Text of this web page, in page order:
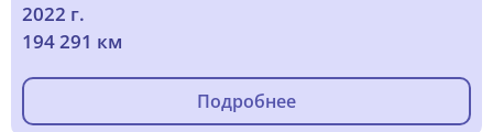
2022 г.
194 291 км
Подробнее